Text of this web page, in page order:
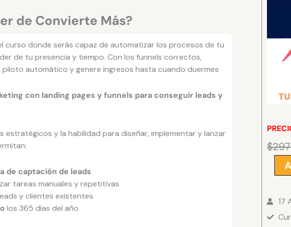
de Convierte Más?
curso donde serás capaz de automatizar los procesos de tu
de tu presencia y tiempo. Con los funnels correctos,
automático y genere ingresos hasta cuando duermes
con landing pages y funnels para conseguir leads y
estratégicos y la habilidad para diseñar, implementar y lanzar
de captación de leads
tareas manuales y repetitivas
y clientes existentes
los 365 días del año
$297
Funnel
Más
17